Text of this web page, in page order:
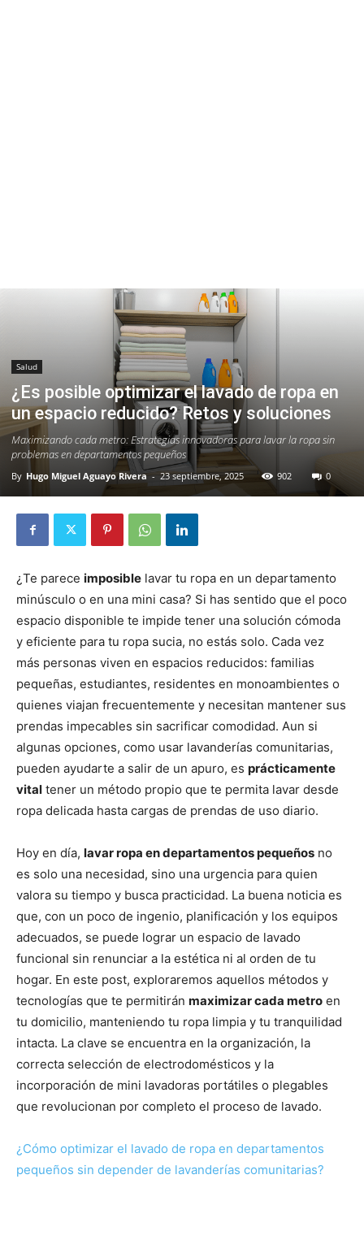
Salud
¿Es posible optimizar el lavado de ropa en
un espacio reducido? Retos y soluciones
Maximizando cada metro: Estrategias innovadoras para lavar la ropa sin
problemas en departamentos pequeños
By Hugo Miguel Aguayo Rivera - 23 septiembre, 2025 902 0
¿Te parece imposible lavar tu ropa en un departamento
minúsculo o en una mini casa? Si has sentido que el poco
espacio disponible te impide tener una solución cómoda
y eficiente para tu ropa sucia, no estás solo. Cada vez
más personas viven en espacios reducidos: familias
pequeñas, estudiantes, residentes en monoambientes o
quienes viajan frecuentemente y necesitan mantener sus
prendas impecables sin sacrificar comodidad. Aun si
algunas opciones, como usar lavanderías comunitarias,
pueden ayudarte a salir de un apuro, es prácticamente
vital tener un método propio que te permita lavar desde
ropa delicada hasta cargas de prendas de uso diario.
Hoy en día, lavar ropa en departamentos pequeños no
es solo una necesidad, sino una urgencia para quien
valora su tiempo y busca practicidad. La buena noticia es
que, con un poco de ingenio, planificación y los equipos
adecuados, se puede lograr un espacio de lavado
funcional sin renunciar a la estética ni al orden de tu
hogar. En este post, exploraremos aquellos métodos y
tecnologías que te permitirán maximizar cada metro en
tu domicilio, manteniendo tu ropa limpia y tu tranquilidad
intacta. La clave se encuentra en la organización, la
correcta selección de electrodomésticos y la
incorporación de mini lavadoras portátiles o plegables
que revolucionan por completo el proceso de lavado.
¿Cómo optimizar el lavado de ropa en departamentos
pequeños sin depender de lavanderías comunitarias?